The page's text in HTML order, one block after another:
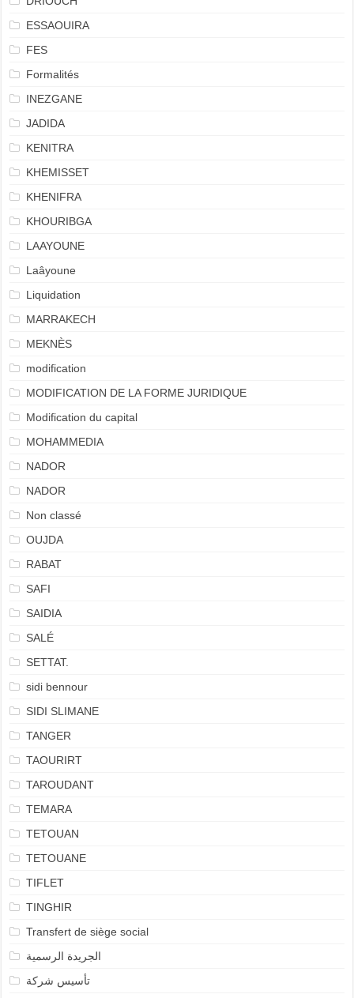
ESSAOUIRA
FES
Formalités
INEZGANE
JADIDA
KENITRA
KHEMISSET
KHENIFRA
KHOURIBGA
LAAYOUNE
Laâyoune
Liquidation
MARRAKECH
MEKNÈS
modification
MODIFICATION DE LA FORME JURIDIQUE
Modification du capital
MOHAMMEDIA
NADOR
NADOR
Non classé
OUJDA
RABAT
SAFI
SAIDIA
SALÉ
SETTAT.
sidi bennour
SIDI SLIMANE
TANGER
TAOURIRT
TAROUDANT
TEMARA
TETOUAN
TETOUANE
TIFLET
TINGHIR
Transfert de siège social
الجريدة الرسمية
تأسيس شركة